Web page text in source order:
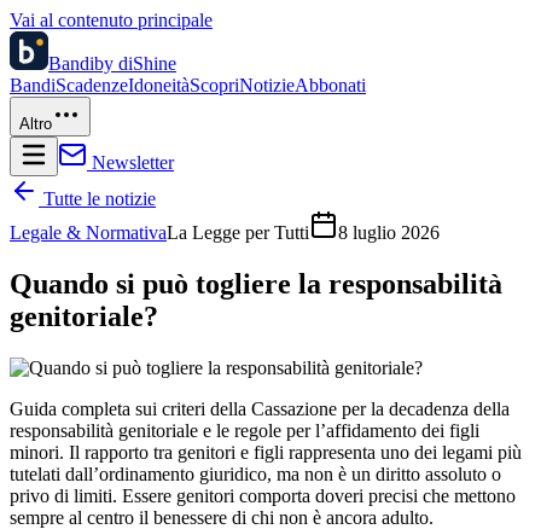
Vai al contenuto principale
Bandiby diShine
BandiScadenzeIdoneitàScopriNotizieAbbonati
Altro
Newsletter
Tutte le notizie
Legale & NormativaLa Legge per Tutti 8 luglio 2026
Quando si può togliere la responsabilità
genitoriale?
Guida completa sui criteri della Cassazione per la decadenza della
responsabilità genitoriale e le regole per l’affidamento dei figli
minori. Il rapporto tra genitori e figli rappresenta uno dei legami più
tutelati dall’ordinamento giuridico, ma non è un diritto assoluto o
privo di limiti. Essere genitori comporta doveri precisi che mettono
sempre al centro il benessere di chi non è ancora adulto.